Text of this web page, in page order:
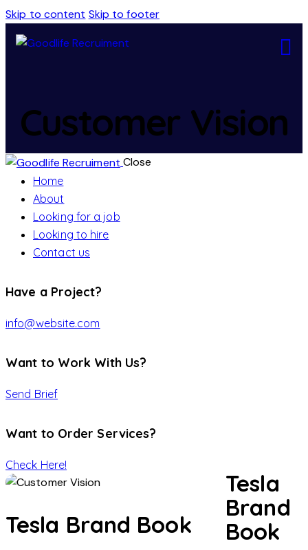
Skip to content Skip to footer
Customer Vision
Close
Home
About
Looking for a job
Looking to hire
Contact us
Have a Project?
info@website.com
Want to Work With Us?
Send Brief
Want to Order Services?
Check Here!
Tesla Brand Book
Tesla
Brand
Book